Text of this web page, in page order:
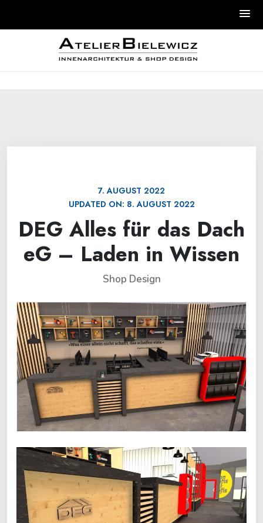
content
7. AUGUST 2022
UPDATED ON: 8. AUGUST 2022
DEG Alles für das Dach
eG – Laden in Wissen
Shop Design